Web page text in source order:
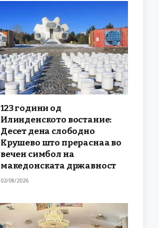
123 години од
Илинденското востание:
Десет дена слободно
Крушево што прераснаа во
вечен симбол на
македонската државност
02/08/2026